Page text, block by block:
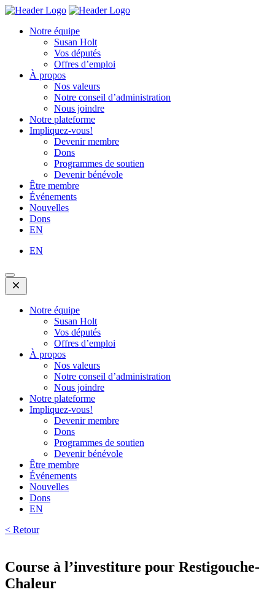
Skip
content
Homepage
Homepage
Notre équipe
Susan Holt
Vos députés
Offres d’emploi
À propos
Nos valeurs
Notre conseil d’administration
Nous joindre
Notre plateforme
Impliquez-vous!
Devenir membre
Dons
Programmes de soutien
Devenir bénévole
Être membre
Événements
Nouvelles
Dons
EN
EN
Open
Mobile
Menu
Notre équipe
Susan Holt
Vos députés
Offres d’emploi
À propos
Nos valeurs
Notre conseil d’administration
Nous joindre
Notre plateforme
Impliquez-vous!
Devenir membre
Dons
Programmes de soutien
Devenir bénévole
Être membre
Événements
Nouvelles
Dons
EN
< Retour
Course à l’investiture pour Restigouche-
Chaleur